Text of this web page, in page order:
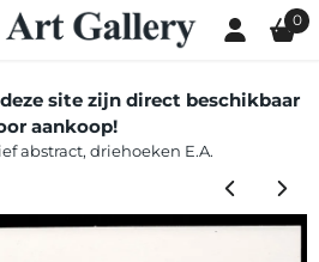
gesloten. 0
site zijn direct beschikbaar
aankoop!
abstract, driehoeken E.A.